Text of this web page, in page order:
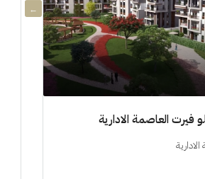
فيرت العاصمة الادارية